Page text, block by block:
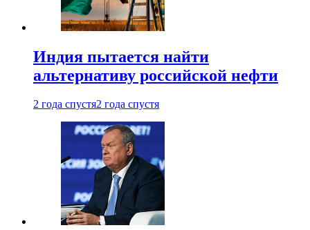
Индия пытается найти
альтернативу российской нефти
2 года спустя2 года спустя